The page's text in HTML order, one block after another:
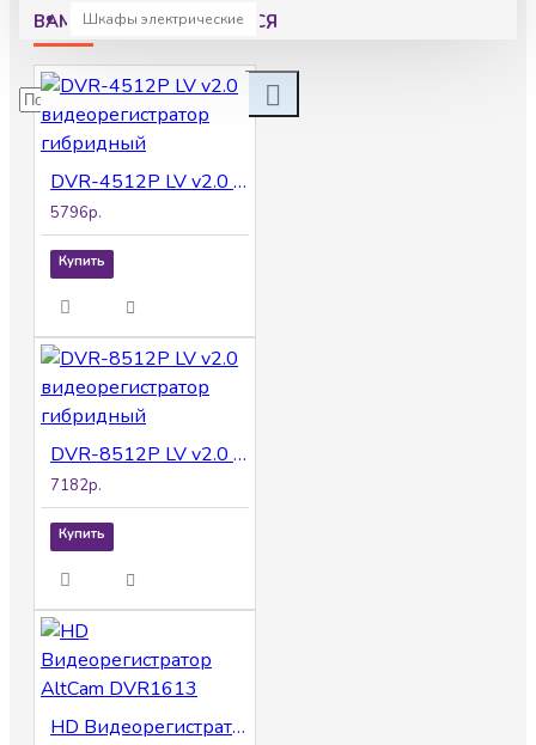
Шкафы электрические
8+2 IP вх. до 6Мп.
ВАМ МОЖЕТ ПОНРАВИТСЯ
DVR-4512P LV v2.0 видеорегистратор гибридный
5796р.
Купить
DVR-8512P LV v2.0 видеорегистратор гибридный
7182р.
Купить
HD Видеорегистратор AltCam DVR1613